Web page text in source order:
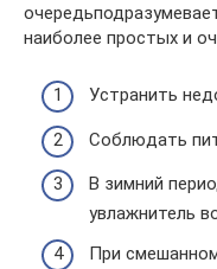
наиболее простых и
Устранить
Соблюдать
В зимний
увлажнитель
При